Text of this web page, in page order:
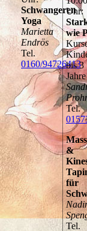
Schwangeren
Yoga
Marietta
Endrös
Tel.
0160/94726413
Uhr:
wie
bis 3
Jahre
Tel.
&
für
Tel.